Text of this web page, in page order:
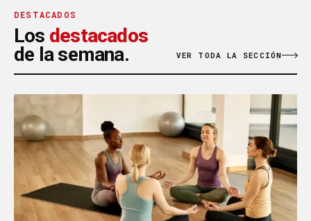
DESTACADOS
Los destacados
de la semana.
VER TODA LA SECCIÓN